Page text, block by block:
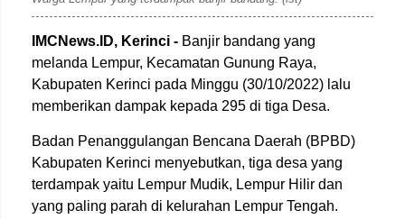
IMCNews.ID, Kerinci - Banjir bandang yang
melanda Lempur, Kecamatan Gunung Raya,
Kabupaten Kerinci pada Minggu (30/10/2022) lalu
memberikan dampak kepada 295 di tiga Desa.
Badan Penanggulangan Bencana Daerah (BPBD)
Kabupaten Kerinci menyebutkan, tiga desa yang
terdampak yaitu Lempur Mudik, Lempur Hilir dan
yang paling parah di kelurahan Lempur Tengah.